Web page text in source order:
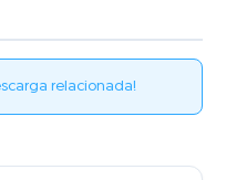
relacionada!